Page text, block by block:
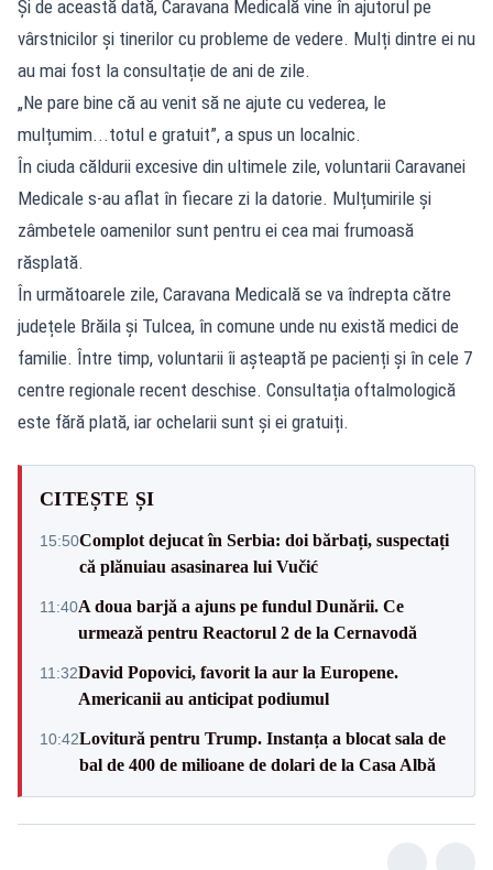
Și de această dată, Caravana Medicală vine în ajutorul pe
vârstnicilor și tinerilor cu probleme de vedere. Mulți dintre ei nu
au mai fost la consultație de ani de zile.
„Ne pare bine că au venit să ne ajute cu vederea, le
mulțumim...totul e gratuit”, a spus un localnic.
În ciuda căldurii excesive din ultimele zile, voluntarii Caravanei
Medicale s-au aflat în fiecare zi la datorie. Mulțumirile și
zâmbetele oamenilor sunt pentru ei cea mai frumoasă
răsplată.
În următoarele zile, Caravana Medicală se va îndrepta către
județele Brăila și Tulcea, în comune unde nu există medici de
familie. Între timp, voluntarii îi așteaptă pe pacienți și în cele 7
centre regionale recent deschise. Consultația oftalmologică
este fără plată, iar ochelarii sunt și ei gratuiți.
CITEȘTE ȘI
15:50Complot dejucat în Serbia: doi bărbați, suspectați
că plănuiau asasinarea lui Vučić
11:40A doua barjă a ajuns pe fundul Dunării. Ce
urmează pentru Reactorul 2 de la Cernavodă
11:32David Popovici, favorit la aur la Europene.
Americanii au anticipat podiumul
10:42Lovitură pentru Trump. Instanța a blocat sala de
bal de 400 de milioane de dolari de la Casa Albă